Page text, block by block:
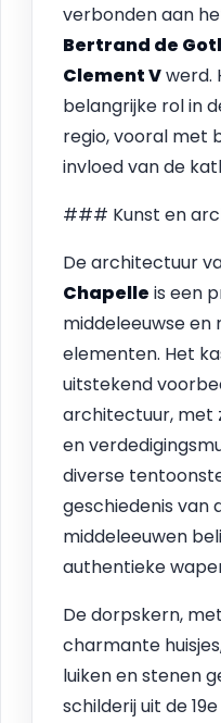
verbonden aan
Bertrand de
Clement Vwerd.
belangrijke rol in
regio, vooral met
invloed van de
### Kunst en
De architectuur
Chapelle is een
middeleeuwse en
elementen. Het
uitstekend
architectuur, met
en
diverse
geschiedenis van
middeleeuwen
authentieke
De dorpskern,
charmante
luiken en stenen
schilderij uit de